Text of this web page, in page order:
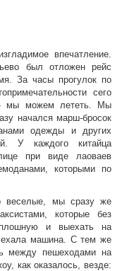
впечатление.
был отложен рейс
За часы прогулок по
сего
- мы можем лететь. Мы
начался марш-бросок
одежды и других
У каждого китайца
при виде лаоваев
которыми по
веселые, мы сразу же
которые без
и выехать на
ехала машина. С тем же
между пешеходами на
как оказалось, везде: